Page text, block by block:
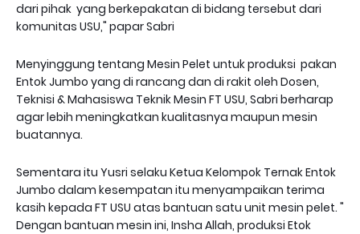
dari pihak yang berkepakatan di bidang tersebut dari
komunitas USU," papar Sabri
Menyinggung tentang Mesin Pelet untuk produksi pakan
Entok Jumbo yang di rancang dan di rakit oleh Dosen,
Teknisi & Mahasiswa Teknik Mesin FT USU, Sabri berharap
agar lebih meningkatkan kualitasnya maupun mesin
buatannya.
Sementara itu Yusri selaku Ketua Kelompok Ternak Entok
Jumbo dalam kesempatan itu menyampaikan terima
kasih kepada FT USU atas bantuan satu unit mesin pelet. "
Dengan bantuan mesin ini, Insha Allah, produksi Etok